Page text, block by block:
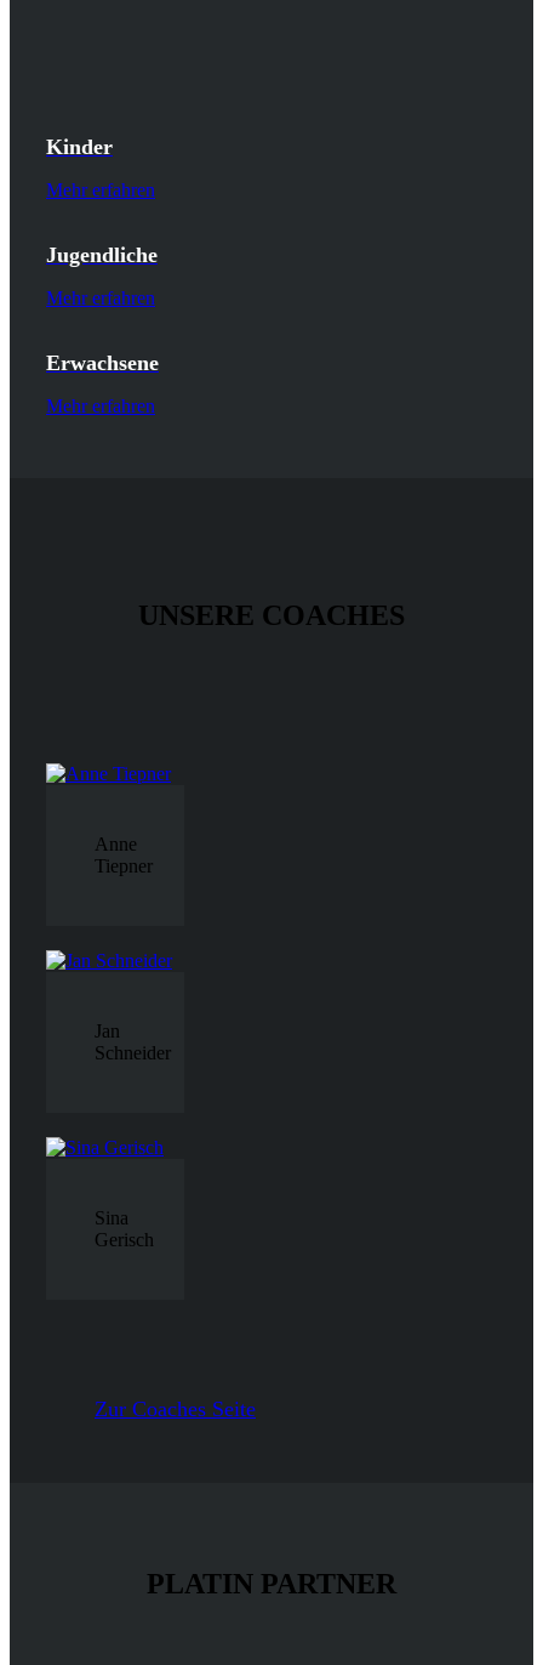
Kinder
Mehr erfahren
Jugendliche
Mehr erfahren
Erwachsene
Mehr erfahren
UNSERE COACHES
Anne
Tiepner
Jan
Schneider
Sina
Gerisch
Zur Coaches Seite
PLATIN PARTNER